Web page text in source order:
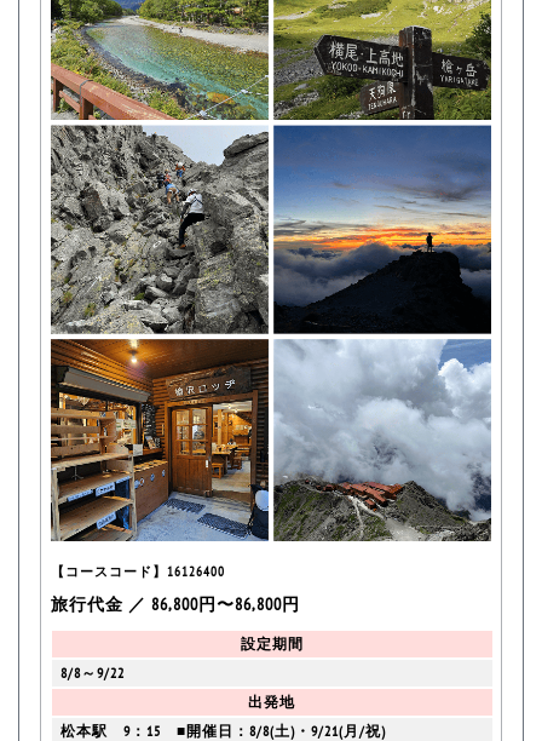
【コースコード】16126400
旅行代金 ／ 86,800円〜86,800円
設定期間
8/8～9/22
出発地
松本駅 9：15 ■開催日：8/8(土)・9/21(月/祝)